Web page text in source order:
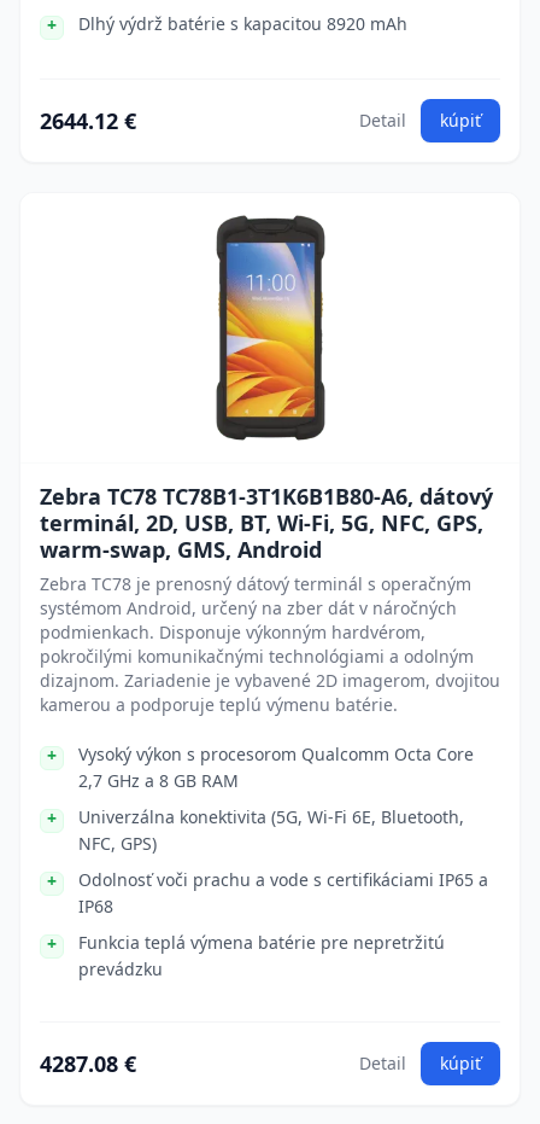
Dlhý výdrž batérie s kapacitou 8920 mAh
2644.12 € Detail kúpiť
Zebra TC78 TC78B1-3T1K6B1B80-A6, dátový
terminál, 2D, USB, BT, Wi-Fi, 5G, NFC, GPS,
warm-swap, GMS, Android
Zebra TC78 je prenosný dátový terminál s operačným
systémom Android, určený na zber dát v náročných
podmienkach. Disponuje výkonným hardvérom,
pokročilými komunikačnými technológiami a odolným
dizajnom. Zariadenie je vybavené 2D imagerom, dvojitou
kamerou a podporuje teplú výmenu batérie.
Vysoký výkon s procesorom Qualcomm Octa Core
2,7 GHz a 8 GB RAM
Univerzálna konektivita (5G, Wi-Fi 6E, Bluetooth,
NFC, GPS)
Odolnosť voči prachu a vode s certifikáciami IP65 a
IP68
Funkcia teplá výmena batérie pre nepretržitú
prevádzku
4287.08 € Detail kúpiť